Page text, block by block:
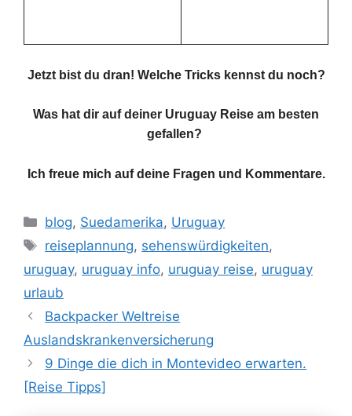
Jetzt bist du dran! Welche Tricks kennst du noch?
Was hat dir auf deiner Uruguay Reise am besten
gefallen?
Ich freue mich auf deine Fragen und Kommentare.
Kategorien
blog, Suedamerika, Uruguay
Schlagwörter
reiseplannung, sehenswürdigkeiten,
uruguay, uruguay info, uruguay reise, uruguay
urlaub
Backpacker Weltreise
Auslandskrankenversicherung
9 Dinge die dich in Montevideo erwarten.
[Reise Tipps]